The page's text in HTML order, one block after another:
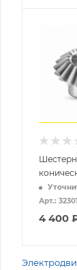
Арт.:
4 400